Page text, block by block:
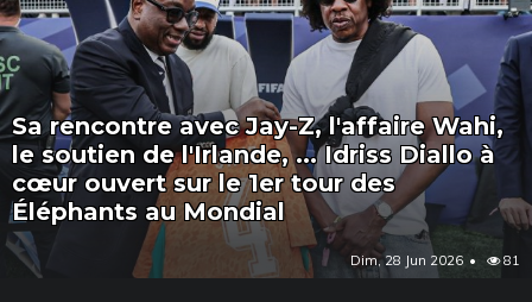
Sa rencontre avec Jay-Z, l'affaire Wahi,
le soutien de l'Irlande, ... Idriss Diallo à
cœur ouvert sur le 1er tour des
Éléphants au Mondial
Dim, 28 Jun 2026 81